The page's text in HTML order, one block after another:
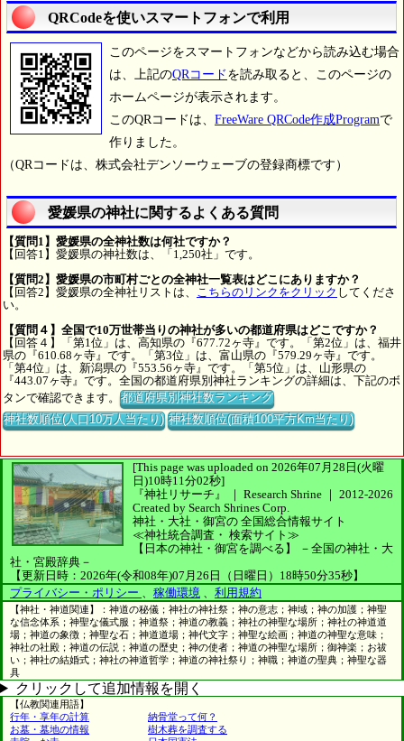
QRCodeを使いスマートフォンで利用
このページをスマートフォンなどから読み込む場合
は、上記のQRコード を読み取ると、このページの
ホームページが表示されます。
このQRコードは、 FreeWare QRCode作成Programで
作りました。
（QRコードは、株式会社デンソーウェーブの登録商標です）
愛媛県の神社に関するよくある質問
【質問1】愛媛県の全神社数は何社ですか？
【回答1】愛媛県の神社数は、「1,250社」です。
【質問2】愛媛県の市町村ごとの全神社一覧表はどこにありますか？
【回答2】愛媛県の全神社リストは、
こちらのリンクをクリック してくださ
い。
【質問４】全国で10万世帯当りの神社が多いの都道府県はどこですか？
【回答４】「第1位」は、高知県の『677.72ヶ寺』です。「第2位」は、福井
県の『610.68ヶ寺』です。「第3位」は、富山県の『579.29ヶ寺』です。
「第4位」は、新潟県の『553.56ヶ寺』です。「第5位」は、山形県の
『443.07ヶ寺』です。全国の都道府県別神社ランキングの詳細は、下記のボ
タンで確認できます。都道府県別神社数ランキング
神社数順位(人口10万人当たり) 神社数順位(面積100平方Km当たり)
[This page was uploaded on 2026年07月28日(火曜
日)10時11分02秒]
『神社リサーチ』 ｜ Research Shrine ｜ 2012-2026
Created by Search Shrines Corp.
神社・大社・御宮の 全国総合情報サイト
≪神社統合調査・ 検索サイト≫
【日本の神社・御宮を調べる】
－全国の神社・大
社・宮殿辞典－
【更新日時：2026年(令和08年)07月26日（日曜日）18時50分35秒】
プライバシー・ポリシー
稼働環境 利用規約
【神社・神道関連】：神道の秘儀；神社の神社祭；神の意志；神域；神の加護；神聖
な信念体系；神聖な儀式服；神道祭；神道の教義；神社の神聖な場所；神社の神道道
場；神道の象徴；神聖な石；神道道場；神代文字；神聖な絵画；神道の神聖な意味；
神社の社殿；神道の伝説；神道の歴史；神の使者；神道の神聖な場所；御神楽；お祓
い；神社の結婚式；神社の神道哲学；神道の神社祭り；神職；神道の聖典；神聖な器
具
クリックして追加情報を開く
【仏教関連用語】
行年・享年の計算
納骨堂って何？
お墓・墓地の情報
樹木葬を調査する